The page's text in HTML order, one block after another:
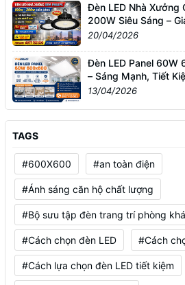
Đèn LED Nhà Xưởng
200W Siêu Sáng –
3 Năm
20/04/2026
Đèn LED Panel 60W
– Sáng Mạnh, Tiết
13/04/2026
TAGS
#600X600 #an toàn điện
#Ánh sáng căn hộ chất lượng
#Bộ sưu tập đèn trang trí phòng
#Cách chọn đèn LED #Cách
#Cách lựa chọn đèn LED tiết kiệm